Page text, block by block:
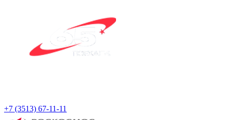
+7 (3513) 67-11-11